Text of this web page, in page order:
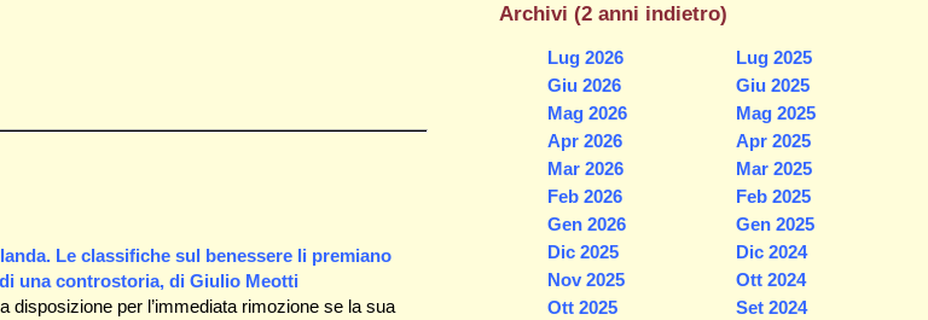
Archivi (2 anni indietro)
Lug 2026
Giu 2026
Mag 2026
Apr 2026
Mar 2026
Feb 2026
Gen 2026
Dic 2025
Nov 2025
Ott 2025
Lug 2025
Giu 2025
Mag 2025
Apr 2025
Mar 2025
Feb 2025
Gen 2025
Dic 2024
Ott 2024
Set 2024
Le classifiche sul benessere li premiano
una controstoria, di Giulio Meotti
disposizione per l’immediata rimozione se la sua